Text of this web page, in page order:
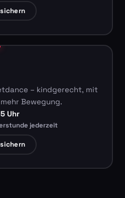
– kindgerecht, mit
Bewegung.
Uhr
jederzeit